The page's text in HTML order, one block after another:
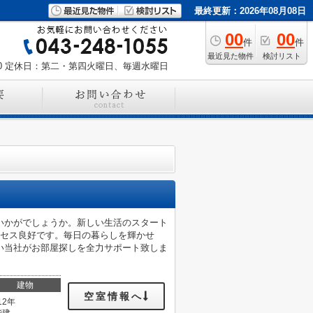
最終更新：2026年08月08日
00件
最近見た物件
00件
検討リスト
定休日：第二・第四火曜日、毎週水曜日
がでしょうか。新しい生活のスタート
ス良好です。毎日の暮らしを輝かせ
社がお部屋探しを全力サポート致しま
建物
年
空室情報へ